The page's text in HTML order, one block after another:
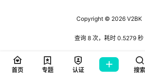
Copyright © 2026V2BK
查询 8 次，耗时 0.5279 秒
首页 专题 认证 搜索